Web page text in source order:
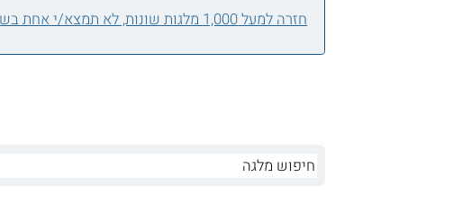
חזרה למעל 1,000 מלגות שונות, לא תמצא/י אחת בשבילך?